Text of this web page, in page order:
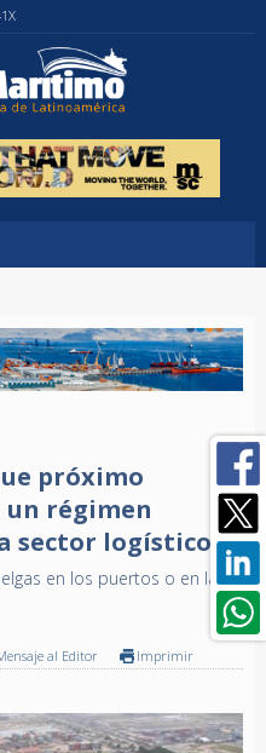
próximo
un régimen
sector logístico
en los puertos o en la
al Editor Imprimir